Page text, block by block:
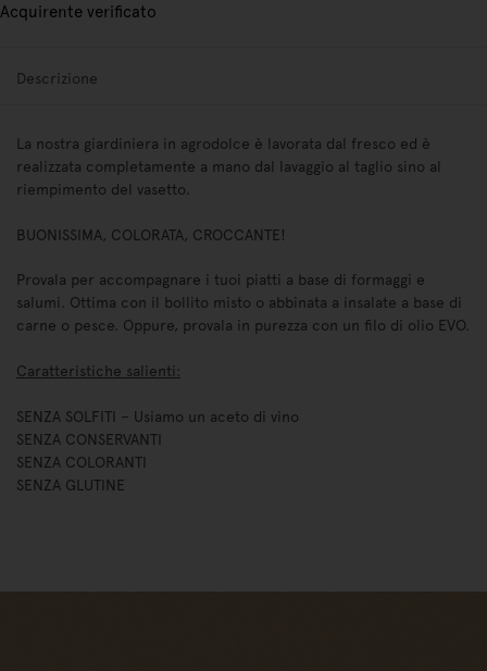
Acquirente verificato
Descrizione
La nostra giardiniera in agrodolce è lavorata dal fresco ed è
realizzata completamente a mano dal lavaggio al taglio sino al
riempimento del vasetto.
BUONISSIMA, COLORATA, CROCCANTE!
Provala per accompagnare i tuoi piatti a base di formaggi e
salumi. Ottima con il bollito misto o abbinata a insalate a base di
carne o pesce. Oppure, provala in purezza con un filo di olio EVO.
Caratteristiche salienti:
SENZA SOLFITI – Usiamo un aceto di vino
SENZA CONSERVANTI
SENZA COLORANTI
SENZA GLUTINE